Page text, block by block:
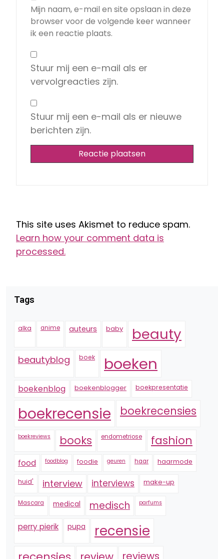
Mijn naam, e-mail en site opslaan in deze
browser voor de volgende keer wanneer
ik een reactie plaats.
Stuur mij een e-mail als er
vervolgreacties zijn.
Stuur mij een e-mail als er nieuwe
berichten zijn.
This site uses Akismet to reduce spam.
Learn how your comment data is
processed.
Tags
alka anime auteurs baby beauty
beautyblog boek boeken
boekenblog boekenblogger boekpresentatie
boekrecensie boekrecensies
boekreviews books endometriose fashion
food foodblog foodie geuren haar haarmode
huid' interview interviews make-up
Mascara medical medisch parfums
perry pierik pupa recensie
reviews